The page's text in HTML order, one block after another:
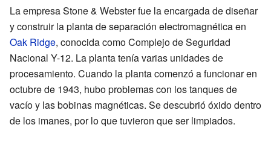
La empresa Stone & Webster fue la encargada de diseñar
y construir la planta de separación electromagnética en
Oak Ridge, conocida como Complejo de Seguridad
Nacional Y-12. La planta tenía varias unidades de
procesamiento. Cuando la planta comenzó a funcionar en
octubre de 1943, hubo problemas con los tanques de
vacío y las bobinas magnéticas. Se descubrió óxido dentro
de los imanes, por lo que tuvieron que ser limpiados.